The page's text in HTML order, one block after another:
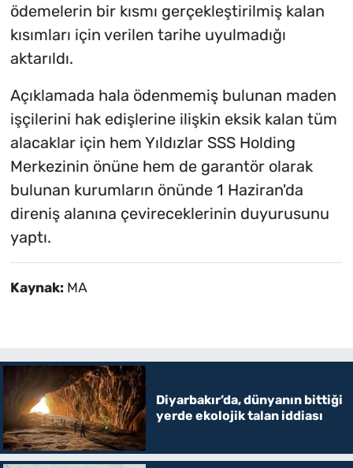
ödemelerin bir kısmı gerçekleştirilmiş kalan
kısımları için verilen tarihe uyulmadığı
aktarıldı.
Açıklamada hala ödenmemiş bulunan maden
işçilerini hak edişlerine ilişkin eksik kalan tüm
alacaklar için hem Yıldızlar SSS Holding
Merkezinin önüne hem de garantör olarak
bulunan kurumların önünde 1 Haziran'da
direniş alanına çevireceklerinin duyurusunu
yaptı.
Kaynak: MA
Diyarbakır’da, dünyanın bittiği
yerde ekolojik talan iddiası